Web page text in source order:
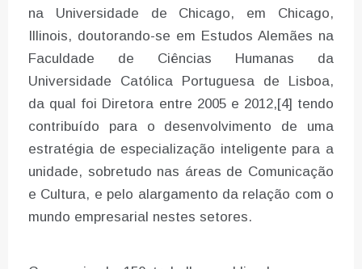
na Universidade de Chicago, em Chicago,
Illinois, doutorando-se em Estudos Alemães na
Faculdade de Ciências Humanas da
Universidade Católica Portuguesa de Lisboa,
da qual foi Diretora entre 2005 e 2012,[4] tendo
contribuído para o desenvolvimento de uma
estratégia de especialização inteligente para a
unidade, sobretudo nas áreas de Comunicação
e Cultura, e pelo alargamento da relação com o
mundo empresarial nestes setores.